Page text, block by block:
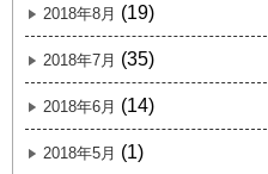
2018年8月 (19)
2018年7月 (35)
2018年6月 (14)
2018年5月 (1)